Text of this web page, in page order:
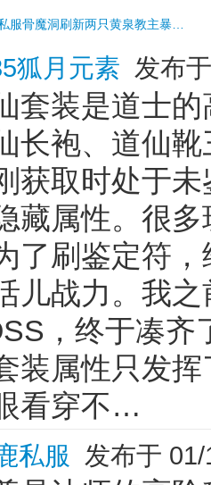
服骨魔洞刷新两只黄泉教主暴…
狐月元素 发布
套装是道士
长袍、道仙
获取时处于
藏属性。很
了刷鉴定符
儿战力。我
，终于凑齐
装属性只发
看穿不…
私服 发布于